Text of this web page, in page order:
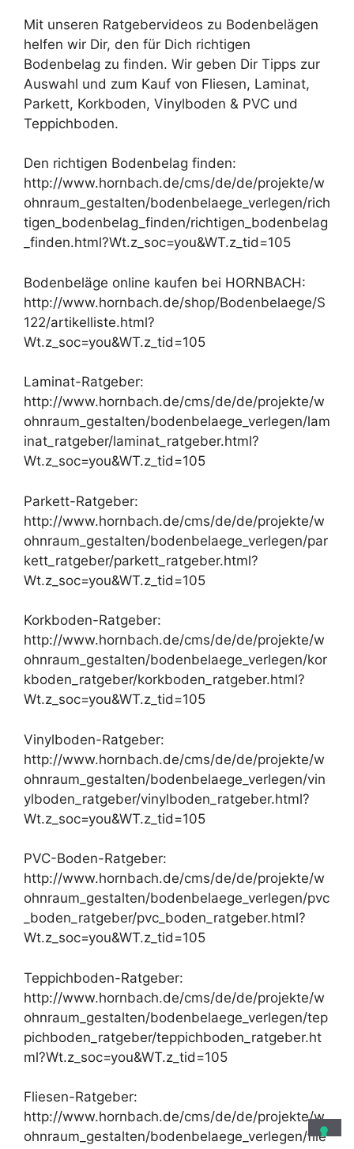
Mit unseren Ratgebervideos zu Bodenbelägen
helfen wir Dir, den für Dich richtigen
Bodenbelag zu finden. Wir geben Dir Tipps zur
Auswahl und zum Kauf von Fliesen, Laminat,
Parkett, Korkboden, Vinylboden & PVC und
Teppichboden.
Den richtigen Bodenbelag finden:
http://www.hornbach.de/cms/de/de/projekte/w
ohnraum_gestalten/bodenbelaege_verlegen/rich
tigen_bodenbelag_finden/richtigen_bodenbelag
_finden.html?Wt.z_soc=you&WT.z_tid=105
Bodenbeläge online kaufen bei HORNBACH:
http://www.hornbach.de/shop/Bodenbelaege/S
122/artikelliste.html?
Wt.z_soc=you&WT.z_tid=105
Laminat-Ratgeber:
http://www.hornbach.de/cms/de/de/projekte/w
ohnraum_gestalten/bodenbelaege_verlegen/lam
inat_ratgeber/laminat_ratgeber.html?
Wt.z_soc=you&WT.z_tid=105
Parkett-Ratgeber:
http://www.hornbach.de/cms/de/de/projekte/w
ohnraum_gestalten/bodenbelaege_verlegen/par
kett_ratgeber/parkett_ratgeber.html?
Wt.z_soc=you&WT.z_tid=105
Korkboden-Ratgeber:
http://www.hornbach.de/cms/de/de/projekte/w
ohnraum_gestalten/bodenbelaege_verlegen/kor
kboden_ratgeber/korkboden_ratgeber.html?
Wt.z_soc=you&WT.z_tid=105
Vinylboden-Ratgeber:
http://www.hornbach.de/cms/de/de/projekte/w
ohnraum_gestalten/bodenbelaege_verlegen/vin
ylboden_ratgeber/vinylboden_ratgeber.html?
Wt.z_soc=you&WT.z_tid=105
PVC-Boden-Ratgeber:
http://www.hornbach.de/cms/de/de/projekte/w
ohnraum_gestalten/bodenbelaege_verlegen/pvc
_boden_ratgeber/pvc_boden_ratgeber.html?
Wt.z_soc=you&WT.z_tid=105
Teppichboden-Ratgeber:
http://www.hornbach.de/cms/de/de/projekte/w
ohnraum_gestalten/bodenbelaege_verlegen/tep
pichboden_ratgeber/teppichboden_ratgeber.ht
ml?Wt.z_soc=you&WT.z_tid=105
Fliesen-Ratgeber:
http://www.hornbach.de/cms/de/de/projekte/w
ohnraum_gestalten/bodenbelaege_verlegen/flie